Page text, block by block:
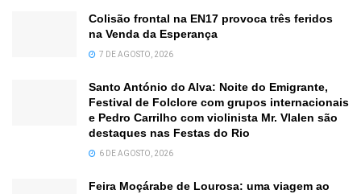
Colisão frontal na EN17 provoca três feridos
na Venda da Esperança
7 DE AGOSTO, 2026
Santo António do Alva: Noite do Emigrante,
Festival de Folclore com grupos internacionais
e Pedro Carrilho com violinista Mr. Vlalen são
destaques nas Festas do Rio
6 DE AGOSTO, 2026
Feira Moçárabe de Lourosa: uma viagem ao